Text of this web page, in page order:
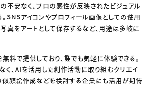
不安なく、プロの感性が反映されたビジュアル
SNSアイコンやプロフィール画像としての使用
真をアートとして保存するなど、用途は多岐に
料で提供しており、誰でも気軽に体験できる。
く、AIを活用した創作活動に取り組むクリエイ
似顔絵作成などを検討する企業にも活用が期待